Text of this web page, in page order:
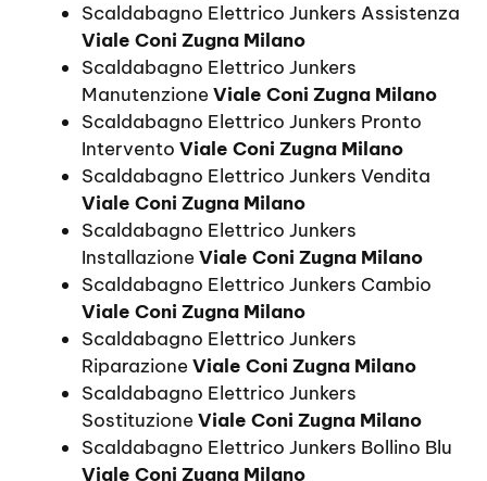
Scaldabagno Elettrico Junkers Assistenza
Viale Coni Zugna Milano
Scaldabagno Elettrico Junkers
ManutenzioneViale Coni Zugna Milano
Scaldabagno Elettrico Junkers Pronto
Intervento Viale Coni Zugna Milano
Scaldabagno Elettrico Junkers Vendita
Viale Coni Zugna Milano
Scaldabagno Elettrico Junkers
InstallazioneViale Coni Zugna Milano
Scaldabagno Elettrico Junkers Cambio
Viale Coni Zugna Milano
Scaldabagno Elettrico Junkers
RiparazioneViale Coni Zugna Milano
Scaldabagno Elettrico Junkers
SostituzioneViale Coni Zugna Milano
Scaldabagno Elettrico Junkers Bollino Blu
Viale Coni Zugna Milano